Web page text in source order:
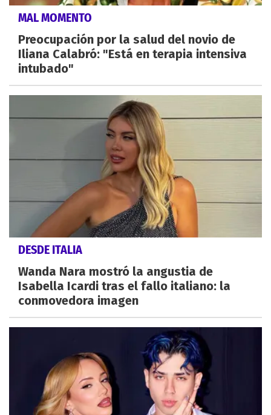
MAL MOMENTO
Preocupación por la salud del novio de
Iliana Calabró: "Está en terapia intensiva
intubado"
DESDE ITALIA
Wanda Nara mostró la angustia de
Isabella Icardi tras el fallo italiano: la
conmovedora imagen